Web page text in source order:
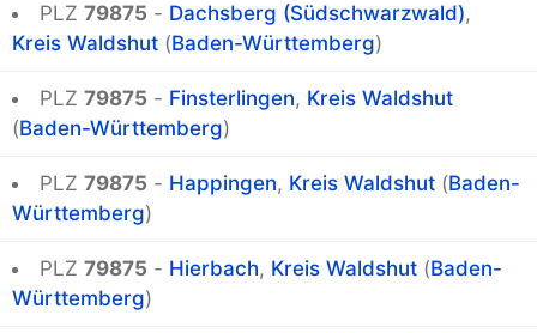
PLZ 79875 - Dachsberg (Südschwarzwald),
Kreis Waldshut (Baden-Württemberg)
PLZ 79875 - Finsterlingen, Kreis Waldshut
(Baden-Württemberg)
PLZ 79875 - Happingen, Kreis Waldshut (Baden-
Württemberg)
PLZ 79875 - Hierbach, Kreis Waldshut (Baden-
Württemberg)